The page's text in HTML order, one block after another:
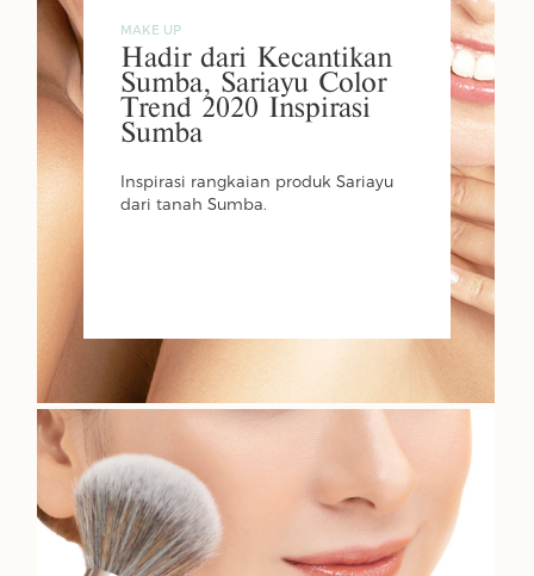
MAKE UP
Hadir dari Kecantikan
Sumba, Sariayu Color
Trend 2020 Inspirasi
Sumba
Inspirasi rangkaian produk Sariayu
dari tanah Sumba.